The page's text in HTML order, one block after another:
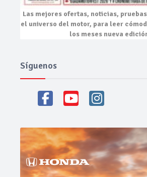
Las mejores ofertas, noticias,
el universo del motor, para leer
los meses nueva
Síguenos